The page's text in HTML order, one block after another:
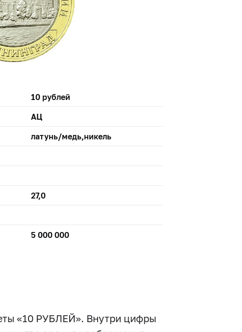
10 рублей
АЦ
латунь/медь,никель
27,0
5 000 000
«10 РУБЛЕЙ». Внутри цифры